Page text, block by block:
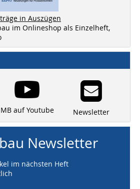
in Auszügen
im Onlineshop als Einzelheft,
MB auf Youtube Newsletter
Newsletter
im nächsten Heft